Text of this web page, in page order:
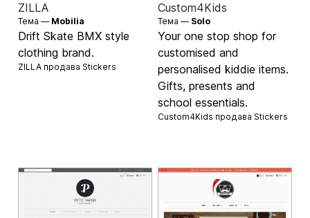
ZILLA
Тема — Mobilia
Drift Skate BMX style
clothing brand.
ZILLA продава Stickers
Custom4Kids
Тема — Solo
Your one stop shop for
customised and
personalised kiddie items.
Gifts, presents and
school essentials.
Custom4Kids продава Stickers